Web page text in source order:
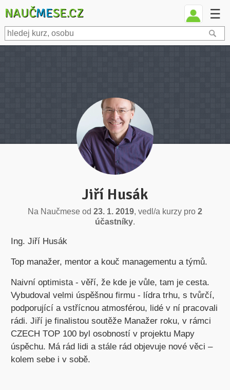
NAUČMESE.CZ ☰
Jiří Husák
Na Naučmese od 23. 1. 2019, vedl/a kurzy pro 2
účastníky.
Ing. Jiří Husák
Top manažer, mentor a kouč managementu a týmů.
Naivní optimista - věří, že kde je vůle, tam je cesta.
Vybudoval velmi úspěšnou firmu - lídra trhu, s tvůrčí,
podporující a vstřícnou atmosférou, lidé v ní pracovali
rádi. Jiří je finalistou soutěže Manažer roku, v rámci
CZECH TOP 100 byl osobností v projektu Mapy
úspěchu. Má rád lidi a stále rád objevuje nové věci –
kolem sebe i v sobě.